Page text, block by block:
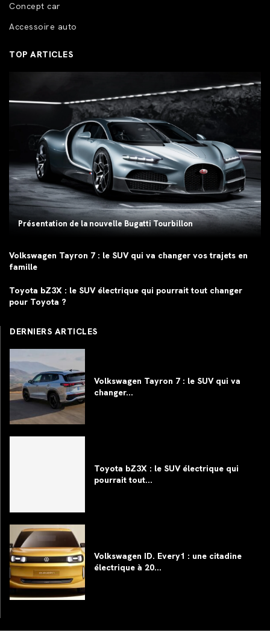
Concept car
Accessoire auto
TOP ARTICLES
Présentation de la nouvelle Bugatti Tourbillon
Volkswagen Tayron 7 : le SUV qui va changer vos trajets en
famille
Toyota bZ3X : le SUV électrique qui pourrait tout changer
pour Toyota ?
DERNIERS ARTICLES
Volkswagen Tayron 7 : le SUV qui va
changer...
Toyota bZ3X : le SUV électrique qui
pourrait tout...
Volkswagen ID. Every1 : une citadine
électrique à 20...